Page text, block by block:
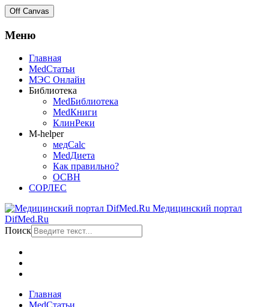
Off Canvas
Меню
Главная
MedСтатьи
МЭС Онлайн
Библиотека
MedБиблиотека
MedКниги
КлинРеки
M-helper
медCalc
MedДиета
Как правильно?
ОСВН
СОРЛЕС
Медицинский портал
DifMed.Ru
Поиск
Главная